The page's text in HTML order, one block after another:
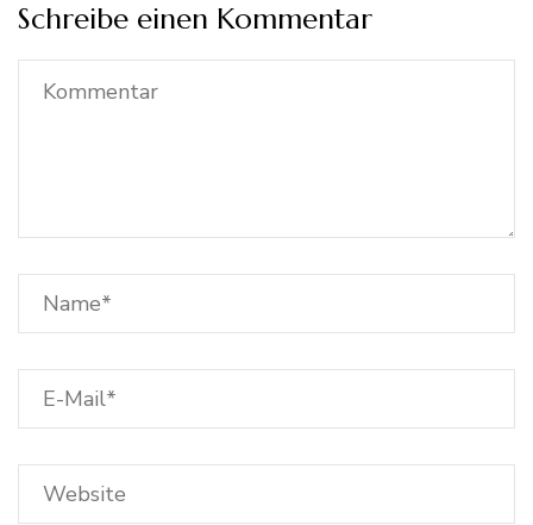
Schreibe einen Kommentar